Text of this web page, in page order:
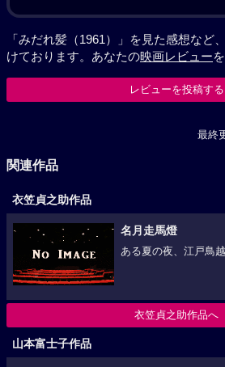
「みだれ髪（1961）」を見た感想など
けております。あなたの映画レビュー
レビューを投稿する
最終
関連作品
衣笠貞之助作品
名月走馬燈
ある夏の夜、江戸鳥
衣笠貞之助作品へ
山本富士子作品